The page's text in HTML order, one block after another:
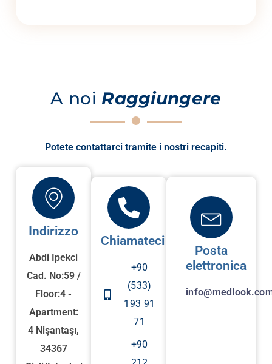
A noi Raggiungere
Potete contattarci tramite i nostri recapiti.
Indirizzo
Abdi Ipekci
Cad. No:59 /
Floor:4 -
Apartment:
4 Nişantaşı,
34367
Chiamateci
+90
(533)
193 91
71
+90
Posta
elettronica